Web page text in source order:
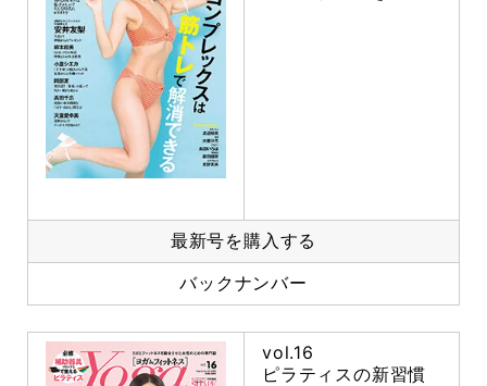
最新号を購入する
バックナンバー
vol.16
ピラティスの新習慣